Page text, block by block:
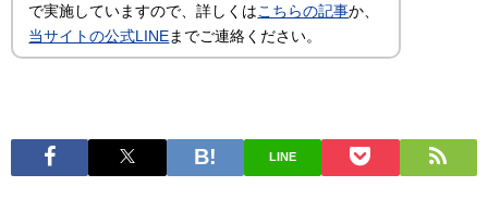
で実施していますので、詳しくは こちらの記事か、
当サイトの公式LINE までご連絡ください。
LINE